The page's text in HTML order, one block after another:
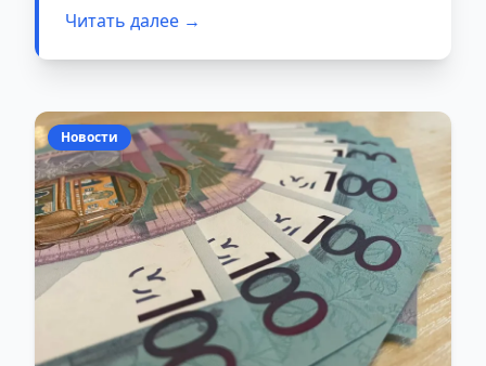
начисления и нюансы для
индивидуальных предпринимателей.
Читать далее →
Новости